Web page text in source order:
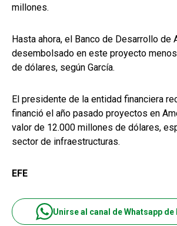
millones.
Hasta ahora, el Banco de Desarrollo de
desembolsado en este proyecto
de dólares, según García.
El presidente de la entidad financiera
financió el año pasado proyectos en
valor de 12.000 millones de dólares,
sector de infraestructuras.
EFE
Unirse al canal de Whatsapp de